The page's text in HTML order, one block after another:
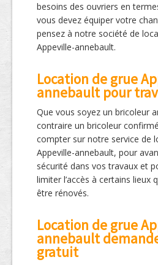
besoins des ouvriers en
vous devez équiper votre
pensez à notre société de
Appeville-annebault.
Location de grue
annebault pour
Que vous soyez un bricoleur
contraire un bricoleur
compter sur notre service de
Appeville-annebault, pour
sécurité dans vos travaux et
limiter l’accès à certains lieux
être rénovés.
Location de grue
annebault
gratuit